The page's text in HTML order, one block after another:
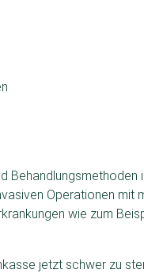
Behandlungsmethoden
Operationen mit
wie zum
jetzt schwer zu